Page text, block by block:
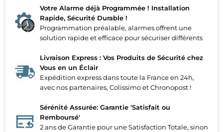
Votre Alarme déjà Programmée ! Installation
Rapide, Sécurité Durable !
Programmation préalable, alarmes offrent une
solution rapide et efficace pour sécuriser différents
Livraison Express : Vos Produits de Sécurité chez
Vous en un Éclair
Expédition express dans toute la France en 24h,
avec nos partenaires, Colissimo et Chronopost !
Sérénité Assurée: Garantie 'Satisfait ou
Remboursé'
2 ans de Garantie pour une Satisfaction Totale, sinon